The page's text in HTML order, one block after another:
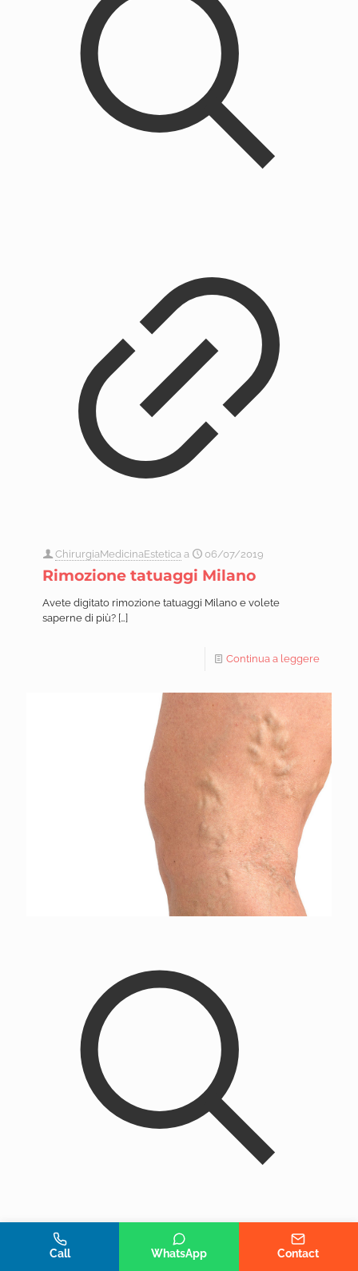
ChirurgiaMedicinaEstetica a 06/07/2019
Rimozione tatuaggi Milano
Avete digitato rimozione tatuaggi Milano e volete
saperne di più? […]
Continua a leggere
Whatsapp
Call WhatsApp Contact